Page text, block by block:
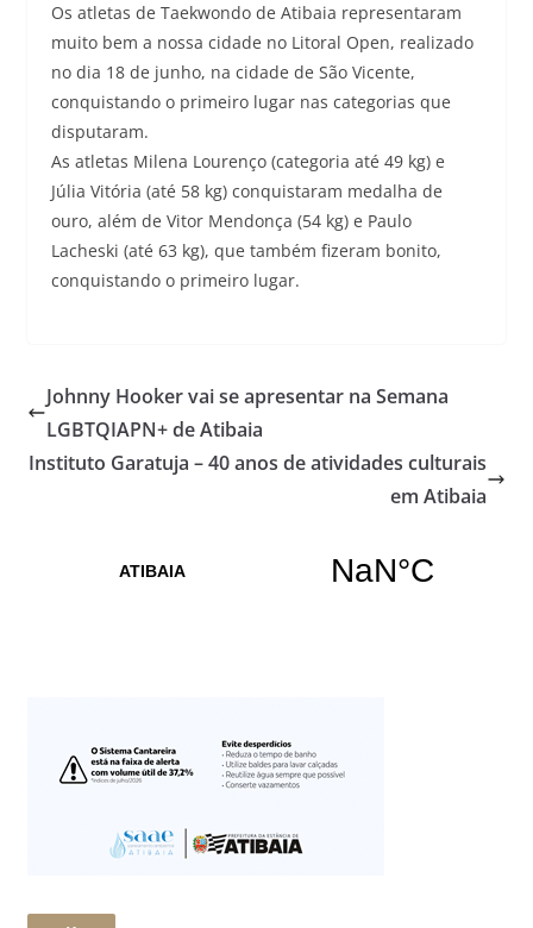
Os atletas de Taekwondo de Atibaia representaram
muito bem a nossa cidade no Litoral Open, realizado
no dia 18 de junho, na cidade de São Vicente,
conquistando o primeiro lugar nas categorias que
disputaram.
As atletas Milena Lourenço (categoria até 49 kg) e
Júlia Vitória (até 58 kg) conquistaram medalha de
ouro, além de Vitor Mendonça (54 kg) e Paulo
Lacheski (até 63 kg), que também fizeram bonito,
conquistando o primeiro lugar.
Johnny Hooker vai se apresentar na Semana
LGBTQIAPN+ de Atibaia
Instituto Garatuja – 40 anos de atividades culturais
em Atibaia